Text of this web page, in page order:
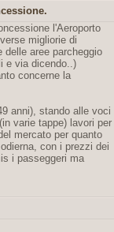
l'Aeroporto
migliorie di
delle aree parcheggio
e via dicendo..)
concerne la
anni), stando alle voci
varie tappe) lavori per
mercato per quanto
con i prezzi dei
i passeggeri ma